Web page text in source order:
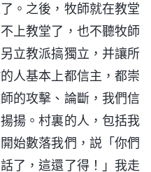
。之後，牧師就在教堂
上教堂了，也不聽牧師
立教派搞獨立，并讓所
人基本上都信主，都崇
的攻擊、論斷，我們信
揚。村裏的人，包括我
始數落我們，説「你們
了，這還了得！」我走